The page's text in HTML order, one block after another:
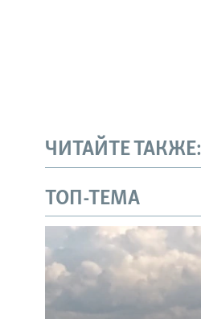
ЧИТАЙТЕ ТАКЖЕ:
ТОП-ТЕМА